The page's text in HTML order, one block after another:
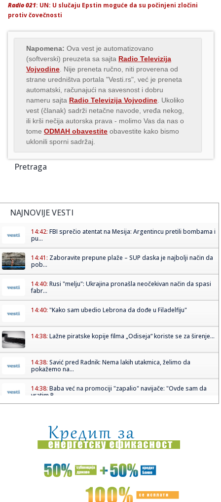
Radio 021: UN: U slučaju Epstin moguće da su počinjeni zločini
protiv čovečnosti
Napomena: Ova vest je automatizovano
(softverski) preuzeta sa sajta Radio Televizija
Vojvodine . Nije preneta ručno, niti proverena od
strane uredništva portala "Vesti.rs", već je preneta
automatski, računajući na savesnost i dobru
nameru sajta Radio Televizija Vojvodine . Ukoliko
vest (članak) sadrži netačne navode, vređa nekog,
ili krši nečija autorska prava - molimo Vas da nas o
tome ODMAH obavestite obavestite kako bismo
uklonili sporni sadržaj.
Pretraga
NAJNOVIJE VESTI
14:42: FBI sprečio atentat na Mesija: Argentincu pretili bombama i
pu...
14:41: Zaboravite prepune plaže – SUP daska je najbolji način da
pob...
14:40: Rusi "melju": Ukrajina pronašla neočekivan način da spasi
fabr...
14:40: "Kako sam ubedio Lebrona da dođe u Filadelfiju"
14:38: Lažne piratske kopije filma „Odiseja“ koriste se za širenje...
14:38: Savić pred Radnik: Nema lakih utakmica, želimo da
pokažemo na...
14:38: Baba već na promociji "zapalio" navijače: "Ovde sam da
vratim P...
14:35:Hitan sastanak u Nemačkoj; Dron sa eksplozivom koji je
napravio ...
14:25:И опет – Медо, добро дошао у своју ...
Iz saobraćaja isključeno 14 vozača u Južnobačkom okrugu